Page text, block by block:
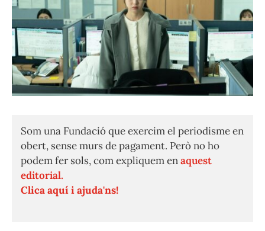
Som una Fundació que exercim el periodisme en
obert, sense murs de pagament. Però no ho
podem fer sols, com expliquem enaquest
editorial.
Clica aquí i ajuda'ns!